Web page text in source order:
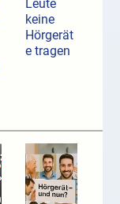
Leute
keine
Hörgerät
e tragen